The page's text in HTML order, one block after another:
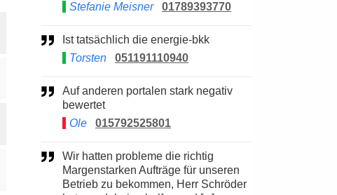
Stefanie Meisner
01789393770
Ist tatsächlich die energie-bkk
Torsten
051191110940
Auf anderen portalen stark negativ
bewertet
Ole
015792525801
Wir hatten probleme die richtig
Margenstarken Aufträge für unseren
Betrieb zu bekommen, Herr Schröder